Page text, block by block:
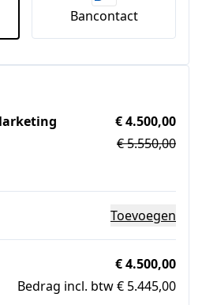
Bancontact
€ 4.500,00
€ 5.550,00
Toevoegen
€ 4.500,00
Bedrag incl. btw € 5.445,00